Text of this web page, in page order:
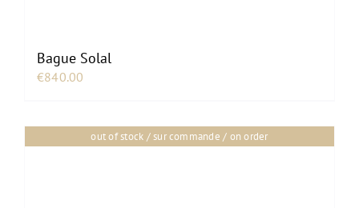
Bague Solal
€840.00
out of stock / sur commande / on order